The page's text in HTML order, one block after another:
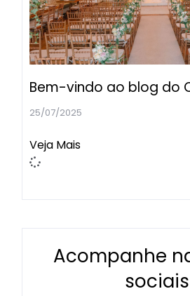
Bem-vindo ao blog do
25/07/2025
Veja Mais
Acompanhe
sociais